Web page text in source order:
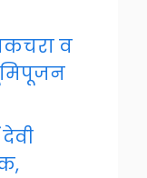
व